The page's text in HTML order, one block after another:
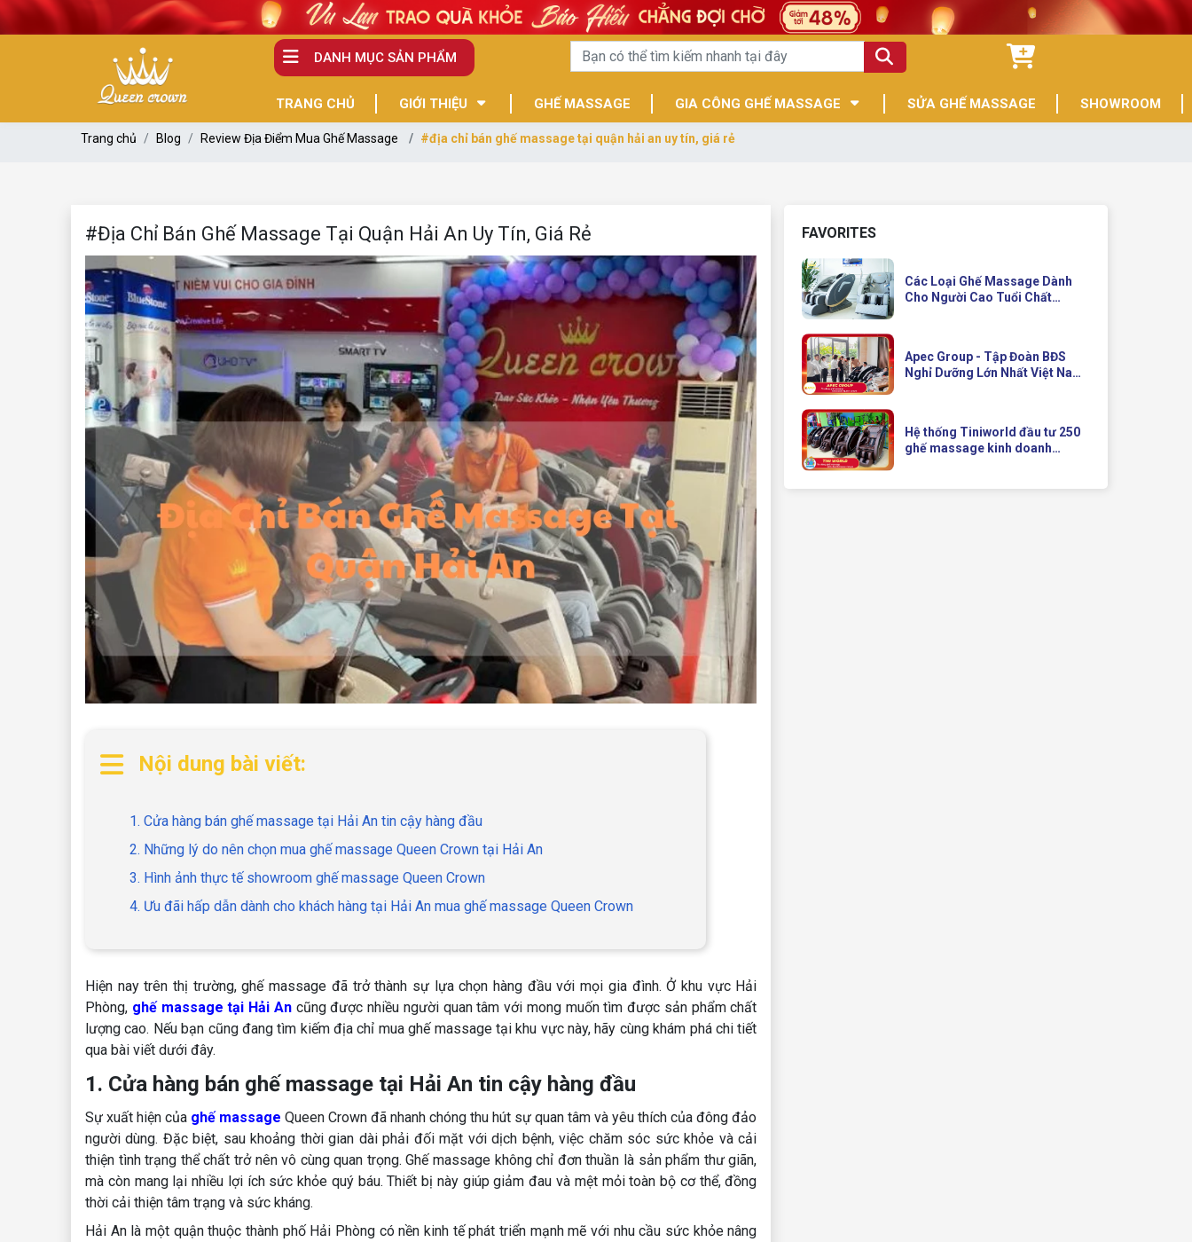
DANH MỤC SẢN PHẨM
TRANG CHỦ GIỚI THIỆU GHẾ MASSAGE GIA CÔNG GHẾ MASSAGE SỬA GHẾ MASSAGE SHOWROOM
Trang chủ Blog Review Địa Điểm Mua Ghế Massage #địa chỉ bán ghế massage tại quận hải an uy tín, giá rẻ
#Địa Chỉ Bán Ghế Massage Tại Quận Hải An Uy Tín, Giá Rẻ
Nội dung bài viết:
1. Cửa hàng bán ghế massage tại Hải An tin cậy hàng đầu
2. Những lý do nên chọn mua ghế massage Queen Crown tại Hải An
3. Hình ảnh thực tế showroom ghế massage Queen Crown
4. Ưu đãi hấp dẫn dành cho khách hàng tại Hải An mua ghế massage Queen Crown
Hiện nay trên thị trường, ghế massage đã trở thành sự lựa chọn hàng đầu với mọi gia đình. Ở khu vực Hải
Phòng, ghế massage tại Hải Ancũng được nhiều người quan tâm với mong muốn tìm được sản phẩm chất
lượng cao. Nếu bạn cũng đang tìm kiếm địa chỉ mua ghế massage tại khu vực này, hãy cùng khám phá chi tiết
qua bài viết dưới đây.
1. Cửa hàng bán ghế massage tại Hải An tin cậy hàng đầu
Sự xuất hiện của ghế massage Queen Crown đã nhanh chóng thu hút sự quan tâm và yêu thích của đông đảo
người dùng. Đặc biệt, sau khoảng thời gian dài phải đối mặt với dịch bệnh, việc chăm sóc sức khỏe và cải
thiện tình trạng thể chất trở nên vô cùng quan trọng. Ghế massage không chỉ đơn thuần là sản phẩm thư giãn,
mà còn mang lại nhiều lợi ích sức khỏe quý báu. Thiết bị này giúp giảm đau và mệt mỏi toàn bộ cơ thể, đồng
thời cải thiện tâm trạng và sức kháng.
Hải An là một quận thuộc thành phố Hải Phòng có nền kinh tế phát triển mạnh mẽ với nhu cầu sức khỏe nâng
FAVORITES
Các Loại Ghế Massage Dành
Cho Người Cao Tuổi Chất
Apec Group - Tập Đoàn BĐS
Nghỉ Dưỡng Lớn Nhất Việt Nam
Hệ thống Tiniworld đầu tư 250
ghế massage kinh doanh